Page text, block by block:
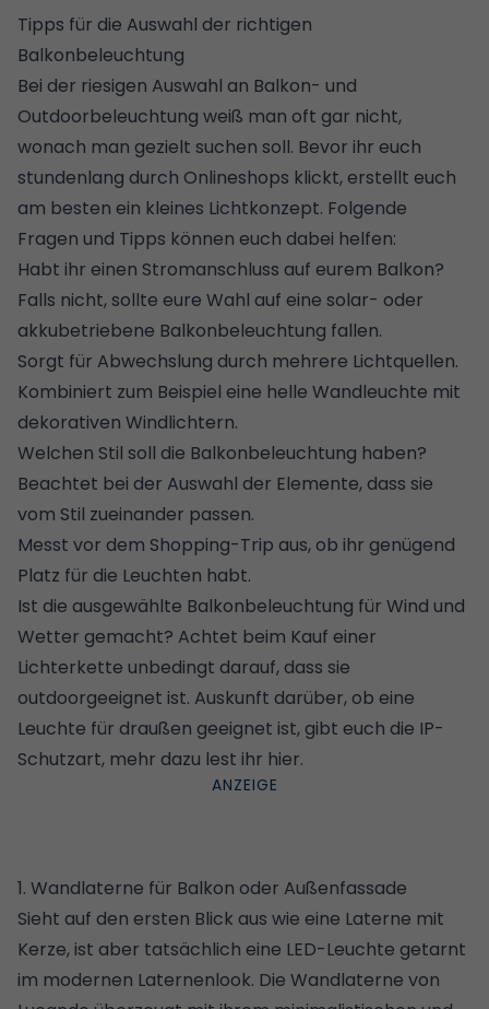
Tipps für die Auswahl der richtigen
Balkonbeleuchtung
Bei der riesigen Auswahl an Balkon- und
Outdoorbeleuchtung weiß man oft gar nicht,
wonach man gezielt suchen soll. Bevor ihr euch
stundenlang durch Onlineshops klickt, erstellt euch
am besten ein kleines Lichtkonzept. Folgende
Fragen und Tipps können euch dabei helfen:
Habt ihr einen Stromanschluss auf eurem Balkon?
Falls nicht, sollte eure Wahl auf eine solar- oder
akkubetriebene Balkonbeleuchtung fallen.
Sorgt für Abwechslung durch mehrere Lichtquellen.
Kombiniert zum Beispiel eine helle Wandleuchte mit
dekorativen Windlichtern.
Welchen Stil soll die Balkonbeleuchtung haben?
Beachtet bei der Auswahl der Elemente, dass sie
vom Stil zueinander passen.
Messt vor dem Shopping-Trip aus, ob ihr genügend
Platz für die Leuchten habt.
Ist die ausgewählte Balkonbeleuchtung für Wind und
Wetter gemacht? Achtet beim Kauf einer
Lichterkette unbedingt darauf, dass sie
outdoorgeeignet ist. Auskunft darüber, ob eine
Leuchte für draußen geeignet ist, gibt euch die IP-
Schutzart, mehr dazu lest ihr hier.
1. Wandlaterne für Balkon oder Außenfassade
Sieht auf den ersten Blick aus wie eine Laterne mit
Kerze, ist aber tatsächlich eine LED-Leuchte getarnt
im modernen Laternenlook. Die Wandlaterne von